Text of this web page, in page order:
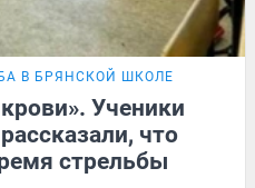
В БРЯНСКОЙ ШКОЛЕ
Ученики
что
стрельбы